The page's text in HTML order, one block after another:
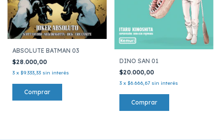
ABSOLUTE BATMAN 03
$28.000,00
3 x $9.333,33 sin interés
DINO SAN 01
$20.000,00
3 x $6.666,67 sin interés